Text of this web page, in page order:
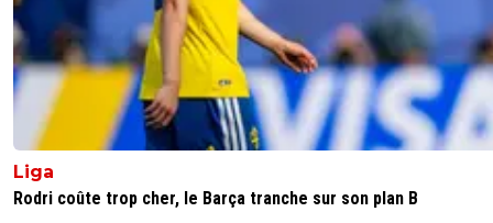
Liga
Rodri coûte trop cher, le Barça tranche sur son plan B